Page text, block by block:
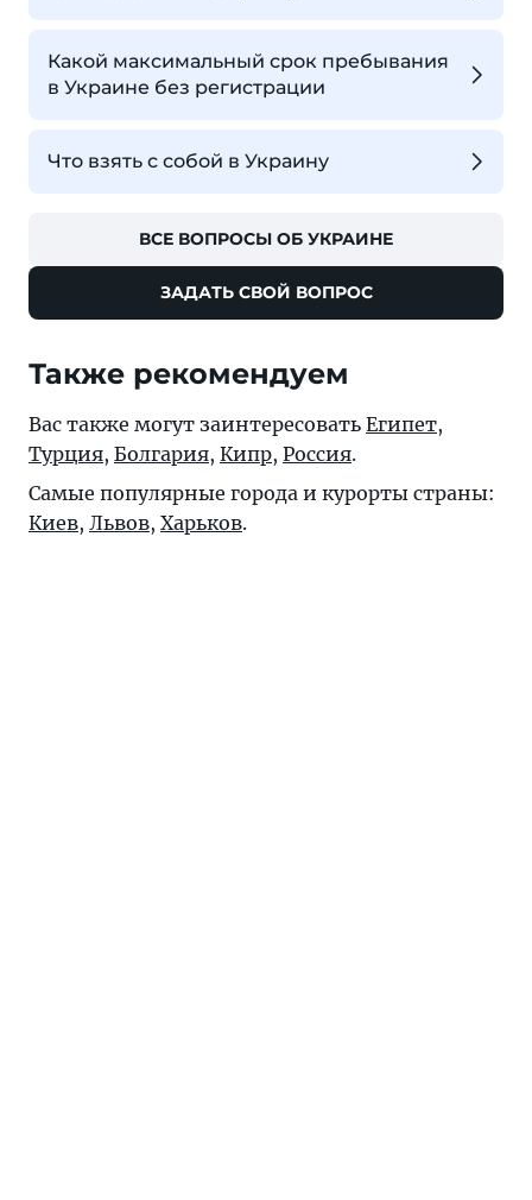
Какой максимальный срок пребывания
в Украине без регистрации
Что взять с собой в Украину
ВСЕ ВОПРОСЫ ОБ УКРАИНЕ
ЗАДАТЬ СВОЙ ВОПРОС
Также рекомендуем
Вас также могут заинтересовать Египет,
Турция, Болгария, Кипр, Россия.
Самые популярные города и курорты страны:
Киев, Львов, Харьков.